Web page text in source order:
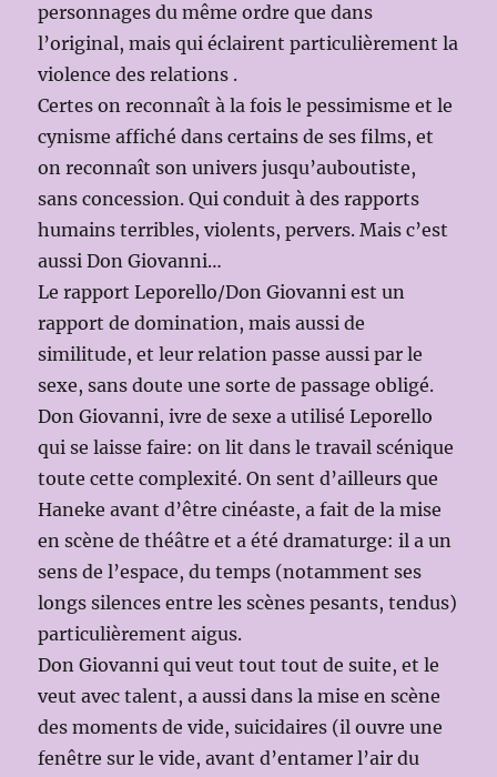
personnages du même ordre que dans
l’original, mais qui éclairent particulièrement la
violence des relations .
Certes on reconnaît à la fois le pessimisme et le
cynisme affiché dans certains de ses films, et
on reconnaît son univers jusqu’auboutiste,
sans concession. Qui conduit à des rapports
humains terribles, violents, pervers. Mais c’est
aussi Don Giovanni…
Le rapport Leporello/Don Giovanni est un
rapport de domination, mais aussi de
similitude, et leur relation passe aussi par le
sexe, sans doute une sorte de passage obligé.
Don Giovanni, ivre de sexe a utilisé Leporello
qui se laisse faire: on lit dans le travail scénique
toute cette complexité. On sent d’ailleurs que
Haneke avant d’être cinéaste, a fait de la mise
en scène de théâtre et a été dramaturge: il a un
sens de l’espace, du temps (notamment ses
longs silences entre les scènes pesants, tendus)
particulièrement aigus.
Don Giovanni qui veut tout tout de suite, et le
veut avec talent, a aussi dans la mise en scène
des moments de vide, suicidaires (il ouvre une
fenêtre sur le vide, avant d’entamer l’air du